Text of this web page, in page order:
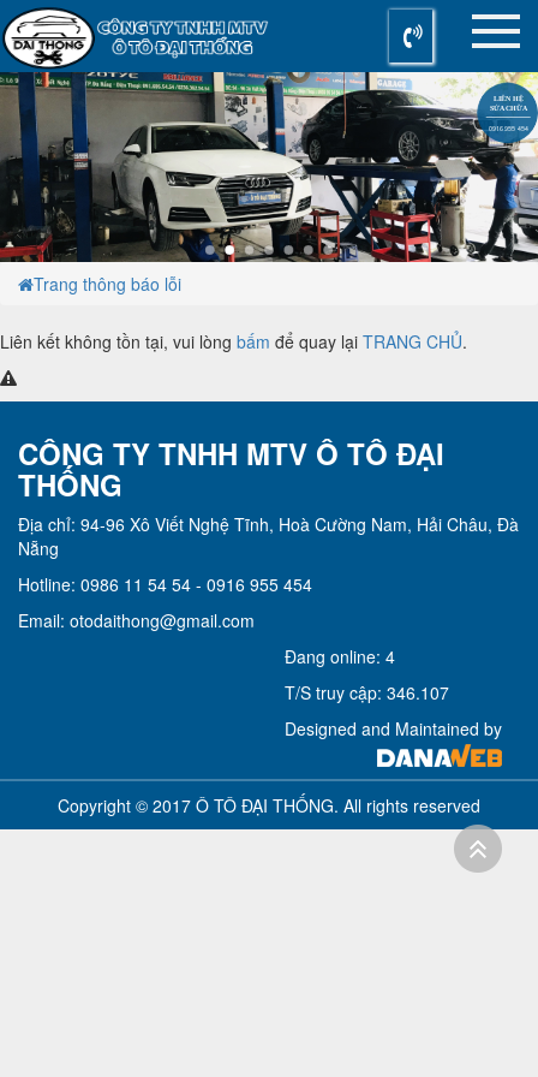
LIÊN HỆ
SỬA CHỮA
0916 955 454
Trang thông báo lỗi
Liên kết không tồn tại, vui lòng bấm để quay lại TRANG CHỦ.
CÔNG TY TNHH MTV Ô TÔ ĐẠI
THỐNG
Địa chỉ: 94-96 Xô Viết Nghệ Tĩnh, Hoà Cường Nam, Hải Châu, Đà
Nẵng
Hotline: 0986 11 54 54 - 0916 955 454
Email: otodaithong@gmail.com
Đang online: 4
T/S truy cập: 346.107
Designed and Maintained by
Copyright © 2017 Ô TÔ ĐẠI THỐNG. All rights reserved